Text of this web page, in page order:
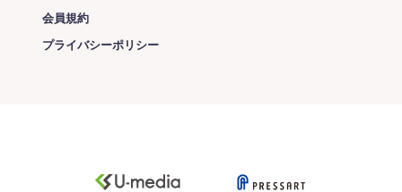
会員規約
プライバシーポリシー